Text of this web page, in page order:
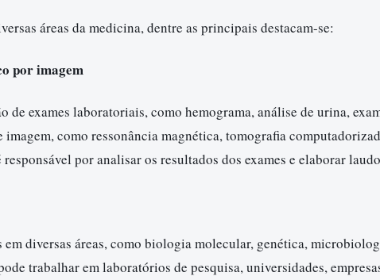
áreas da medicina, dentre as principais destacam-se:
por imagem
de exames laboratoriais, como hemograma, análise de urina,
imagem, como ressonância magnética, tomografia
por analisar os resultados dos exames e elaborar
diversas áreas, como biologia molecular, genética,
trabalhar em laboratórios de pesquisa, universidades,